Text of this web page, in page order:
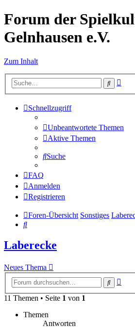
Forum der
Gelnhausen e.V.
Zum Inhalt
Suche
Schnellzugriff
Unbeantwortete Themen
Aktive Themen
Suche
FAQ
Anmelden
Registrieren
Foren-Übersicht Sonstiges
Suche
Laberecke
Neues Thema
Suche
11 Themen • Seite 1 von 1
Themen
Antworten